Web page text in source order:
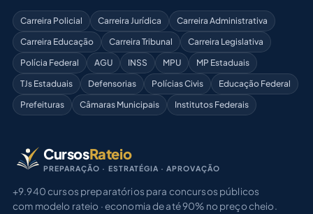
Carreira Policial Carreira Jurídica
Carreira Administrativa
Carreira Educação
Carreira Tribunal
Carreira Legislativa
Polícia Federal
AGU INSS MPU
MP Estaduais
TJs Estaduais
Defensorias Polícias Civis
Educação Federal
Prefeituras
Câmaras Municipais Institutos Federais
CursosRateio
PREPARAÇÃO · ESTRATÉGIA · APROVAÇÃO
+9.940 cursos preparatórios para concursos públicos
com modelo rateio · economia de até 90% no preço cheio.